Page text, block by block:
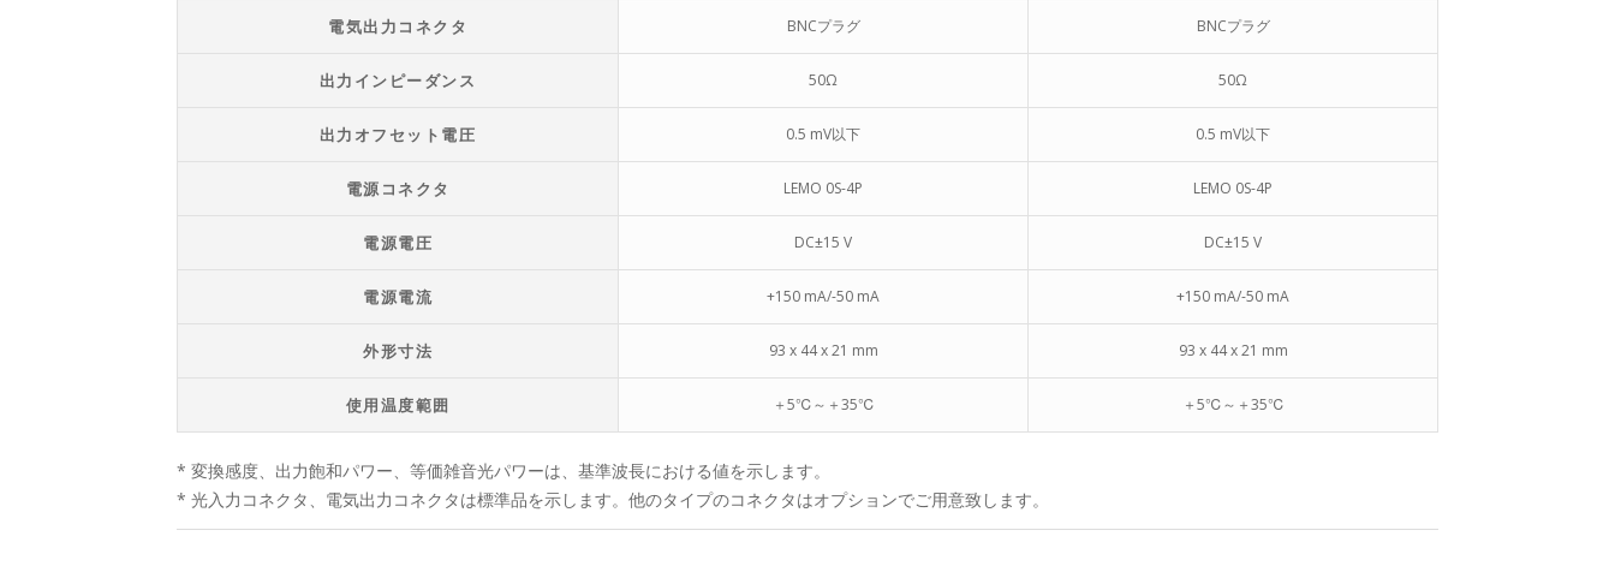
電気出力コネクタ BNCプラグ BNCプラグ
出力インピーダンス 50Ω 50Ω
出力オフセット電圧 0.5 mV以下 0.5 mV以下
電源コネクタ LEMO 0S-4P LEMO 0S-4P
電源電圧 DC±15 V DC±15 V
電源電流 +150 mA/-50 mA +150 mA/-50 mA
外形寸法 93 x 44 x 21 mm 93 x 44 x 21 mm
使用温度範囲 ＋5℃～＋35℃ ＋5℃～＋35℃
* 変換感度、出力飽和パワー、等価雑音光パワーは、基準波長における値を示します。
* 光入力コネクタ、電気出力コネクタは標準品を示します。他のタイプのコネクタはオプションでご用意致します。